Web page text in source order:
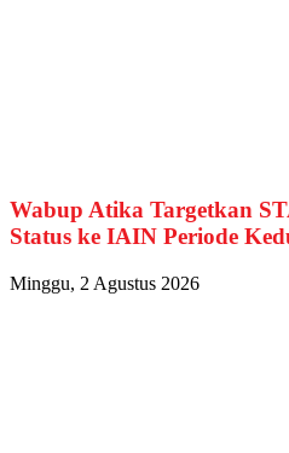
Wabup Atika Targetkan
Status ke IAIN Periode
Minggu, 2 Agustus 2026